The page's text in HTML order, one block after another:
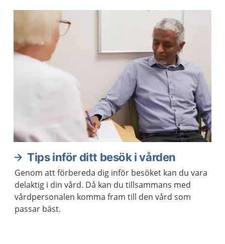
Tips inför ditt besök i vården
Genom att förbereda dig inför besöket kan du vara
delaktig i din vård. Då kan du tillsammans med
vårdpersonalen komma fram till den vård som
passar bäst.